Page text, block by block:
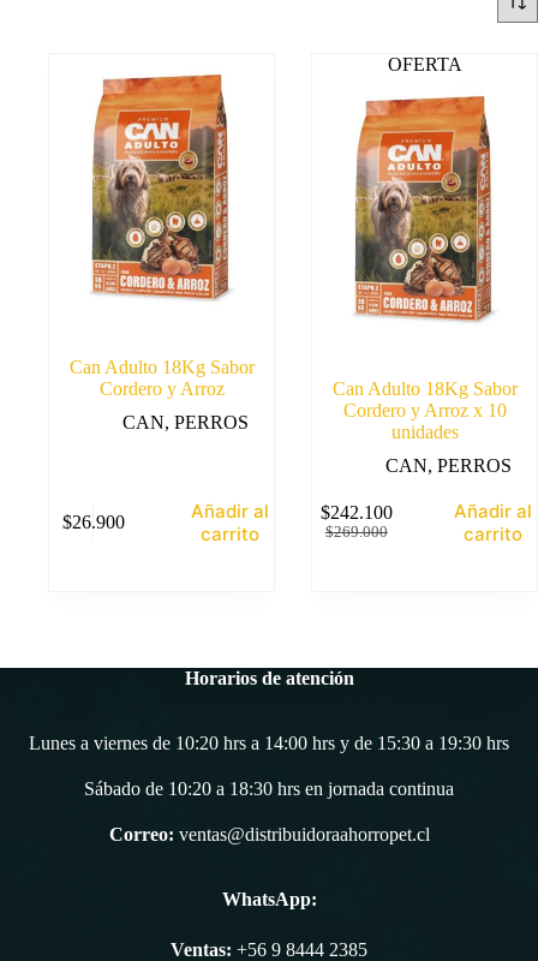
Can Adulto 18Kg Sabor
Cordero y Arroz
CAN, PERROS
$26.900
Añadir al
carrito
OFERTA
Can Adulto 18Kg Sabor
Cordero y Arroz x 10
unidades
CAN, PERROS
$269.000
El
$242.100
El
Añadir al
carrito
Horarios de atención
Lunes a viernes de 10:20 hrs a 14:00 hrs y de 15:30 a 19:30 hrs
Sábado de 10:20 a 18:30 hrs en jornada continua
Correo: ventas@distribuidoraahorropet.cl
WhatsApp:
Ventas: +56 9 8444 2385